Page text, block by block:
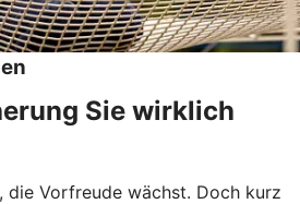
Sie wirklich
die Vorfreude wächst. Doch kurz